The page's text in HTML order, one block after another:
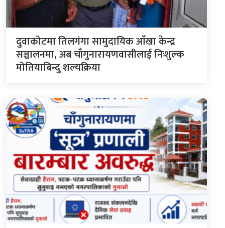
दुवाकोटमा तिलगंगा सामुदायिक आँखा केन्द्र
सञ्चालनमा, अब चाँगुनारायणवासीलाई निःशुल्क
मोतियाबिन्दु शल्यक्रिया